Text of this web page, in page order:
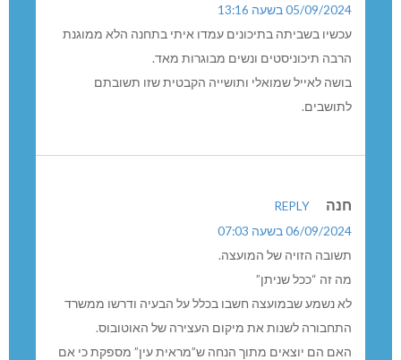
05/09/2024 בשעה 13:16
עכשיו בשביתה בתיכונים עמדו איתי בתחנה הלא ממוגנת
הרבה תיכוניסטים ונשים מבוגרות מאד.
בושה לאייל שמואלי ותושייה הקבטית שזו תשובתם
לתושבים.
חנה
REPLY
06/09/2024 בשעה 07:03
תשובה הזויה של המועצה.
מה זה “ככל שניתן”
לא נשמע שבמועצה חשבו בכלל על הבעיה ודרשו ממשרד
התחבורה לשנות את מיקום העצירה של האוטובוס.
האם הם יוצאים מתוך הנחה ש”מראית עין” מספקת כי אם